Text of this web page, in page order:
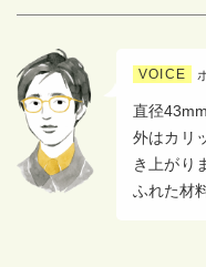
VOICE
直径
外はカリ
き上がり
ふれた材